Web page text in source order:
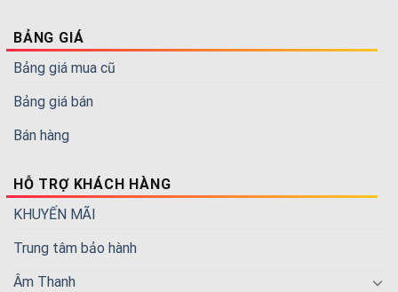
BẢNG GIÁ
Bảng giá mua cũ
Bảng giá bán
Bán hàng
HỖ TRỢ KHÁCH HÀNG
KHUYẾN MÃI
Trung tâm bảo hành
Âm Thanh